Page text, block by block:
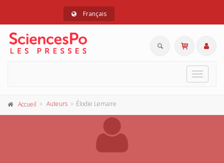
Français
Toggle
Accueil Auteurs Élodie Lemaire